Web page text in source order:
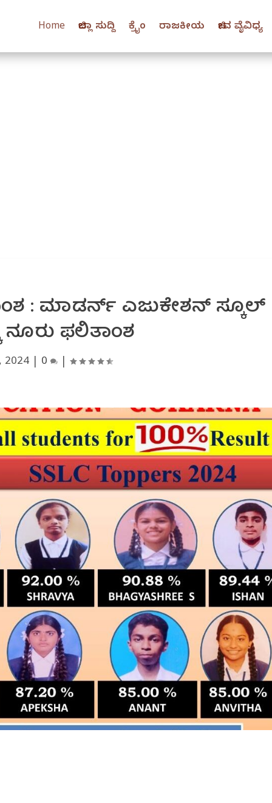
Home ಜಿಲ್ಲಾ ಸುದ್ದಿ ಕ್ರೈಂ ರಾಜಕೀಯ ಜೀವ ವೈವಿಧ್ಯ
: ಮಾಡರ್ನ್ ಎಜುಕೇಶನ್ ಸ್ಕೂಲ್
ನೂರು ಫಲಿತಾಂಶ
2024 0 |